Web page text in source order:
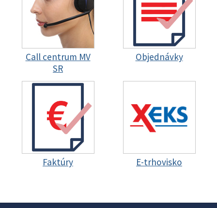
Call centrum MV
SR
Objednávky
Faktúry E-trhovisko